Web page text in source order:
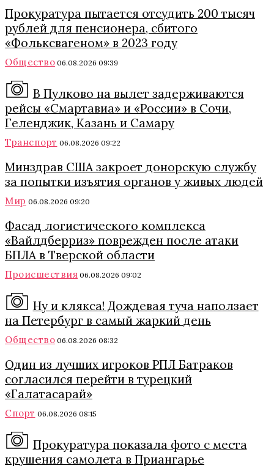
Прокуратура пытается отсудить 200 тысяч
рублей для пенсионера, сбитого
«Фольксвагеном» в 2023 году
Общество 06.08.2026 09:39
В Пулково на вылет задерживаются
рейсы «Смартавиа» и «России» в Сочи,
Геленджик, Казань и Самару
Транспорт 06.08.2026 09:22
Минздрав США закроет донорскую службу
за попытки изъятия органов у живых людей
Мир 06.08.2026 09:20
Фасад логистического комплекса
«Вайлдберриз» поврежден после атаки
БПЛА в Тверской области
Происшествия 06.08.2026 09:02
Ну и клякса! Дождевая туча наползает
на Петербург в самый жаркий день
Общество 06.08.2026 08:32
Один из лучших игроков РПЛ Батраков
согласился перейти в турецкий
«Галатасарай»
Спорт 06.08.2026 08:15
Прокуратура показала фото с места
крушения самолета в Приангарье